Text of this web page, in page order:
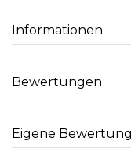
Informationen
Bewertungen
Eigene